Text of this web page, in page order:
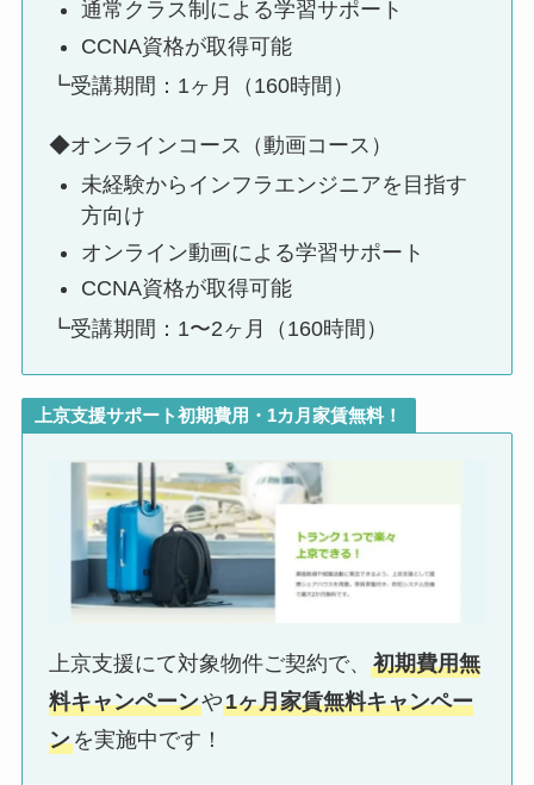
通常クラス制による学習サポート
CCNA資格が取得可能
┗受講期間：1ヶ月（160時間）
◆オンラインコース（動画コース）
未経験からインフラエンジニアを目指す
方向け
オンライン動画による学習サポート
CCNA資格が取得可能
┗受講期間：1〜2ヶ月（160時間）
上京支援サポート初期費用・1カ月家賃無料！
上京支援にて対象物件ご契約で、初期費用無
料キャンペーンや1ヶ月家賃無料キャンペー
ンを実施中です！